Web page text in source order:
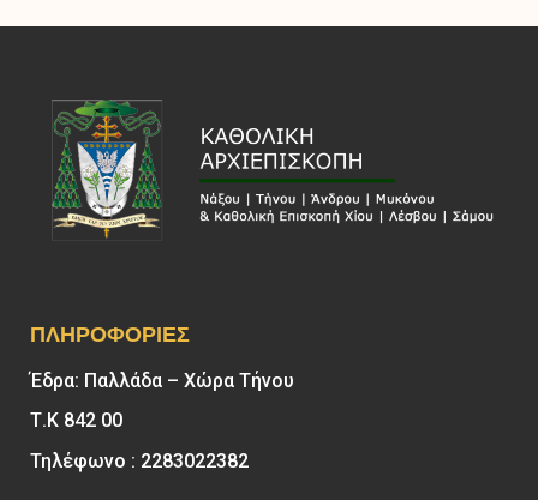
ΠΛΗΡΟΦΟΡΊΕΣ
Έδρα: Παλλάδα – Χώρα Τήνου
Τ.Κ 842 00
Τηλέφωνο : 2283022382